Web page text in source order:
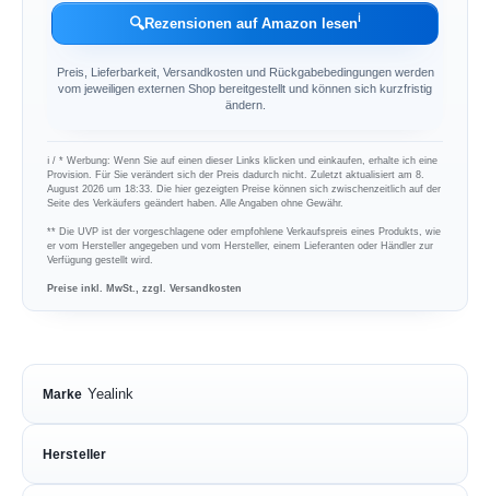
🔍Rezensionen auf Amazon lesenℹ︎
Preis, Lieferbarkeit, Versandkosten und Rückgabebedingungen werden
vom jeweiligen externen Shop bereitgestellt und können sich kurzfristig
ändern.
ℹ︎ / * Werbung: Wenn Sie auf einen dieser Links klicken und einkaufen, erhalte ich eine
Provision. Für Sie verändert sich der Preis dadurch nicht. Zuletzt aktualisiert am 8.
August 2026 um 18:33. Die hier gezeigten Preise können sich zwischenzeitlich auf der
Seite des Verkäufers geändert haben. Alle Angaben ohne Gewähr.
** Die UVP ist der vorgeschlagene oder empfohlene Verkaufspreis eines Produkts, wie
er vom Hersteller angegeben und vom Hersteller, einem Lieferanten oder Händler zur
Verfügung gestellt wird.
Preise inkl. MwSt., zzgl. Versandkosten
Marke Yealink
Hersteller